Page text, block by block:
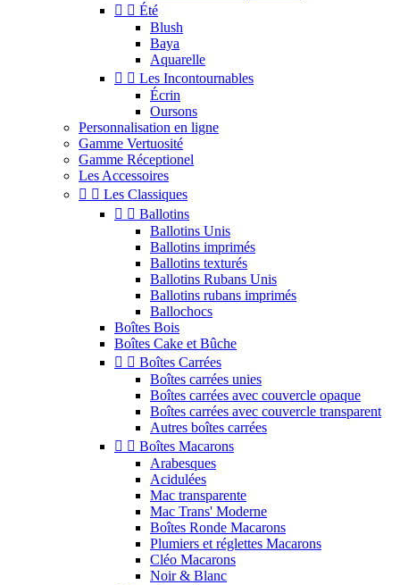
  Été
Blush
Baya
Aquarelle
  Les Incontournables
Écrin
Oursons
Personnalisation en ligne
Gamme Vertuosité
Gamme Réceptionel
Les Accessoires
  Les Classiques
  Ballotins
Ballotins Unis
Ballotins imprimés
Ballotins texturés
Ballotins Rubans Unis
Ballotins rubans imprimés
Ballochocs
Boîtes Bois
Boîtes Cake et Bûche
  Boîtes Carrées
Boîtes carrées unies
Boîtes carrées avec couvercle opaque
Boîtes carrées avec couvercle transparent
Autres boîtes carrées
  Boîtes Macarons
Arabesques
Acidulées
Mac transparente
Mac Trans' Moderne
Boîtes Ronde Macarons
Plumiers et réglettes Macarons
Cléo Macarons
Noir & Blanc